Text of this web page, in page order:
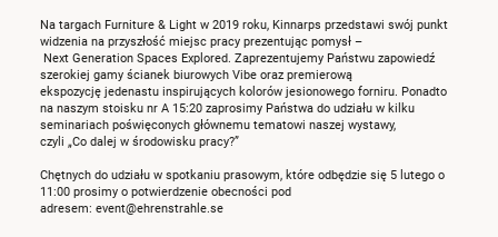
Na targach Furniture & Light w 2019 roku, Kinnarps przedstawi swój punkt
widzenia na przyszłość miejsc pracy prezentując pomysł –
Next Generation Spaces Explored. Zaprezentujemy Państwu zapowiedź
szerokiej gamy ścianek biurowych Vibe oraz premierową
ekspozycję jedenastu inspirujących kolorów jesionowego forniru. Ponadto
na naszym stoisku nr A 15:20 zaprosimy Państwa do udziału w kilku
seminariach poświęconych głównemu tematowi naszej wystawy,
czyli „Co dalej w środowisku pracy?”
Chętnych do udziału w spotkaniu prasowym, które odbędzie się 5 lutego o
11:00 prosimy o potwierdzenie obecności pod
adresem: event@ehrenstrahle.se